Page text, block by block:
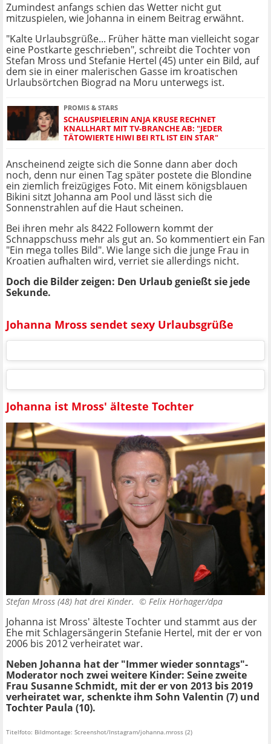
Zumindest anfangs schien das Wetter nicht gut
mitzuspielen, wie Johanna in einem Beitrag erwähnt.
"Kalte Urlaubsgrüße... Früher hätte man vielleicht sogar
eine Postkarte geschrieben", schreibt die Tochter von
Stefan Mross und Stefanie Hertel (45) unter ein Bild, auf
dem sie in einer malerischen Gasse im kroatischen
Urlaubsörtchen Biograd na Moru unterwegs ist.
PROMIS & STARS
SCHAUSPIELERIN ANJA KRUSE RECHNET
KNALLHART MIT TV-BRANCHE AB: "JEDER
TÄTOWIERTE HIWI BEI RTL IST EIN STAR"
Anscheinend zeigte sich die Sonne dann aber doch
noch, denn nur einen Tag später postete die Blondine
ein ziemlich freizügiges Foto. Mit einem königsblauen
Bikini sitzt Johanna am Pool und lässt sich die
Sonnenstrahlen auf die Haut scheinen.
Bei ihren mehr als 8422 Followern kommt der
Schnappschuss mehr als gut an. So kommentiert ein Fan
"Ein mega tolles Bild". Wie lange sich die junge Frau in
Kroatien aufhalten wird, verriet sie allerdings nicht.
Doch die Bilder zeigen: Den Urlaub genießt sie jede
Sekunde.
Johanna Mross sendet sexy Urlaubsgrüße
Johanna ist Mross' älteste Tochter
Stefan Mross (48) hat drei Kinder. © Felix Hörhager/dpa
Johanna ist Mross' älteste Tochter und stammt aus der
Ehe mit Schlagersängerin Stefanie Hertel, mit der er von
2006 bis 2012 verheiratet war.
Neben Johanna hat der "Immer wieder sonntags"-
Moderator noch zwei weitere Kinder: Seine zweite
Frau Susanne Schmidt, mit der er von 2013 bis 2019
verheiratet war, schenkte ihm Sohn Valentin (7) und
Tochter Paula (10).
Titelfoto: Bildmontage: Screenshot/Instagram/johanna.mross (2)